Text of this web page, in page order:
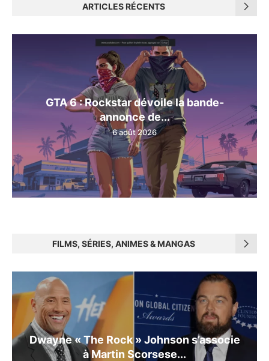
ARTICLES RÉCENTS
GTA 6 : Rockstar dévoile la bande-
annonce de...
6 août 2026
FILMS, SÉRIES, ANIMES & MANGAS
Dwayne « The Rock » Johnson s’associe
à Martin Scorsese...